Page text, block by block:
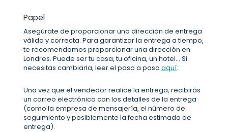
Papel
Asegúrate de proporcionar una dirección de entrega
válida y correcta. Para garantizar la entrega a tiempo,
te recomendamos proporcionar una dirección en
Londres. Puede ser tu casa, tu oficina, un hotel... Si
necesitas cambiarla, leer el paso a paso aquí.
Una vez que el vendedor realice la entrega, recibirás
un correo electrónico con los detalles de la entrega
(como la empresa de mensajería, el número de
seguimiento y posiblemente la fecha estimada de
entrega).